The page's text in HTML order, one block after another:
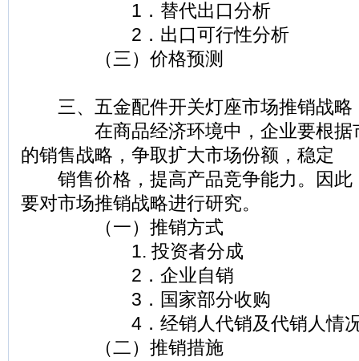
1．替代出口分析
2．出口可行性分析
（三）价格预测
三、五金配件开关灯座市场推销战略
在商品经济环境中，企业要根据市
的销售战略，争取扩大市场份额，稳定
销售价格，提高产品竞争能力。因此
要对市场推销战略进行研究。
（一）推销方式
1. 投资者分成
2．企业自销
3．国家部分收购
4．经销人代销及代销人情况
（二）推销措施